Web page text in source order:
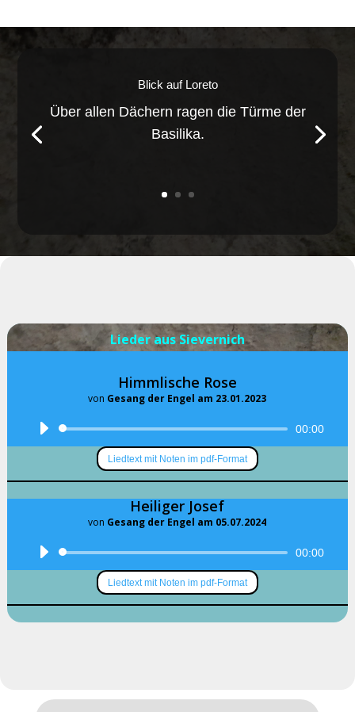
Blick auf Loreto
Über allen Dächern ragen die Türme der
Basilika.
Lieder aus Sievernich
Himmlische Rose
von Gesang der Engel am 23.01.2023
Audio-
Player
00:00
Liedtext mit Noten im pdf-Format
Heiliger Josef
von Gesang der Engel am 05.07.2024
Audio-
Player
00:00
Liedtext mit Noten im pdf-Format